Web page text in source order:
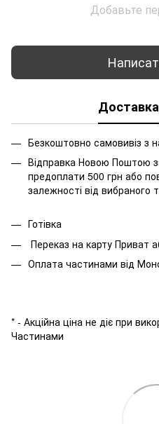
Добавьте
Доставка
Безкоштовно самовивіз з
Відправка Новою Поштою
предоплати 500 грн або
залежності від вибраного
Готівка
Переказ на карту Приват
Оплата частинами від
* - Акційна ціна не діє при
Частинами